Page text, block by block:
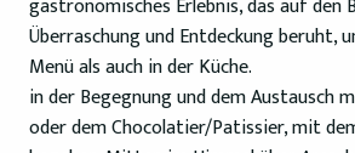
gastronomisches Erlebnis, das auf den
Überraschung und Entdeckung beruht,
Menü als auch in der Küche.
in der Begegnung und dem Austausch
oder dem Chocolatier/Patissier, mit